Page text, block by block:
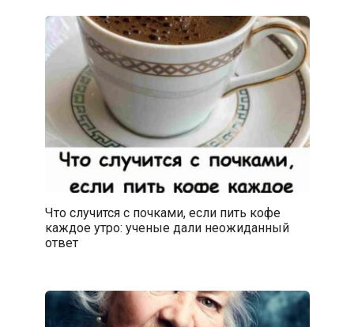
Что случится с почками, если пить кофе
каждое утро: ученые дали неожиданный
ответ